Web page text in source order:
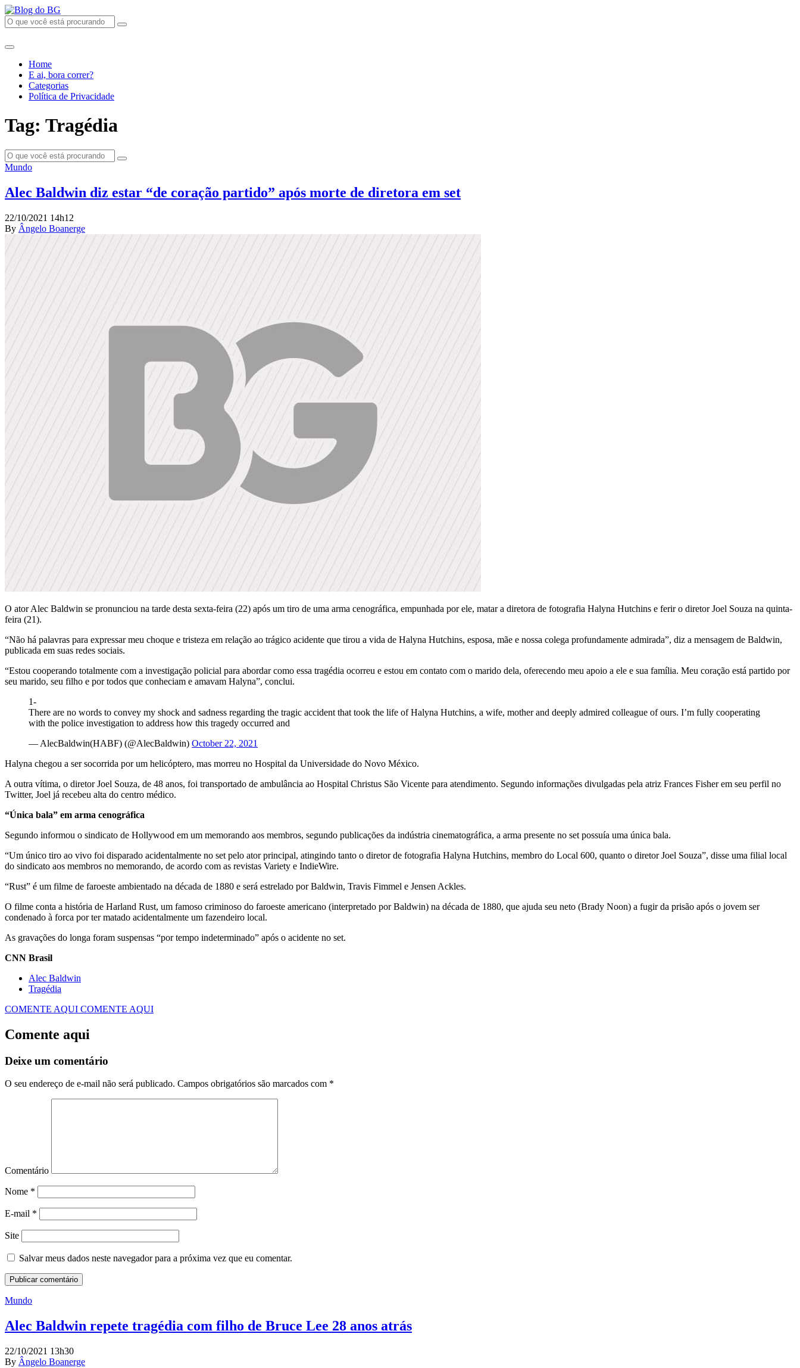
Home
E ai, bora correr?
Categorias
Política de Privacidade
Tag: Tragédia
Mundo
Alec Baldwin diz estar “de coração partido” após morte de diretora em set
22/10/2021 14h12
By Ângelo Boanerge
O ator Alec Baldwin se pronunciou na tarde desta sexta-feira (22) após um tiro de uma arma cenográfica, empunhada por ele, matar a diretora de fotografia Halyna Hutchins e ferir o diretor Joel Souza na quinta-
feira (21).
“Não há palavras para expressar meu choque e tristeza em relação ao trágico acidente que tirou a vida de Halyna Hutchins, esposa, mãe e nossa colega profundamente admirada”, diz a mensagem de Baldwin,
publicada em suas redes sociais.
“Estou cooperando totalmente com a investigação policial para abordar como essa tragédia ocorreu e estou em contato com o marido dela, oferecendo meu apoio a ele e sua família. Meu coração está partido por
seu marido, seu filho e por todos que conheciam e amavam Halyna”, conclui.
1-
There are no words to convey my shock and sadness regarding the tragic accident that took the life of Halyna Hutchins, a wife, mother and deeply admired colleague of ours. I’m fully cooperating
with the police investigation to address how this tragedy occurred and
— AlecBaldwin(HABF) (@AlecBaldwin) October 22, 2021
Halyna chegou a ser socorrida por um helicóptero, mas morreu no Hospital da Universidade do Novo México.
A outra vítima, o diretor Joel Souza, de 48 anos, foi transportado de ambulância ao Hospital Christus São Vicente para atendimento. Segundo informações divulgadas pela atriz Frances Fisher em seu perfil no
Twitter, Joel já recebeu alta do centro médico.
“Única bala” em arma cenográfica
Segundo informou o sindicato de Hollywood em um memorando aos membros, segundo publicações da indústria cinematográfica, a arma presente no set possuía uma única bala.
“Um único tiro ao vivo foi disparado acidentalmente no set pelo ator principal, atingindo tanto o diretor de fotografia Halyna Hutchins, membro do Local 600, quanto o diretor Joel Souza”, disse uma filial local
do sindicato aos membros no memorando, de acordo com as revistas Variety e IndieWire.
“Rust” é um filme de faroeste ambientado na década de 1880 e será estrelado por Baldwin, Travis Fimmel e Jensen Ackles.
O filme conta a história de Harland Rust, um famoso criminoso do faroeste americano (interpretado por Baldwin) na década de 1880, que ajuda seu neto (Brady Noon) a fugir da prisão após o jovem ser
condenado à forca por ter matado acidentalmente um fazendeiro local.
As gravações do longa foram suspensas “por tempo indeterminado” após o acidente no set.
CNN Brasil
Alec Baldwin
Tragédia
COMENTE AQUI COMENTE AQUI
Comente aqui
Deixe um comentário
O seu endereço de e-mail não será publicado. Campos obrigatórios são marcados com *
Comentário
Nome *
E-mail *
Site
Salvar meus dados neste navegador para a próxima vez que eu comentar.
Mundo
Alec Baldwin repete tragédia com filho de Bruce Lee 28 anos atrás
22/10/2021 13h30
By Ângelo Boanerge